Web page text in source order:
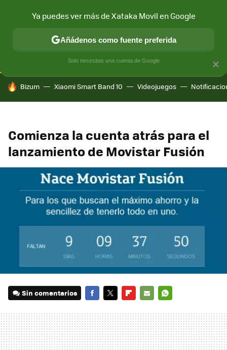
CONECTIVIDAD MÓVIL Y SOCIEDAD APLICACIONES
HOY SE HABLA DE
Bizum Xiaomi Smart Band 10 Videojuegos
Comienza la cuenta atrás para el
lanzamiento de Movistar Fusión
Sin comentarios
MAIL
×
Ya puedes ver más de Xataka Movil en Google
Añádenos como fuente preferida
Solo necesitas una cuenta de Google